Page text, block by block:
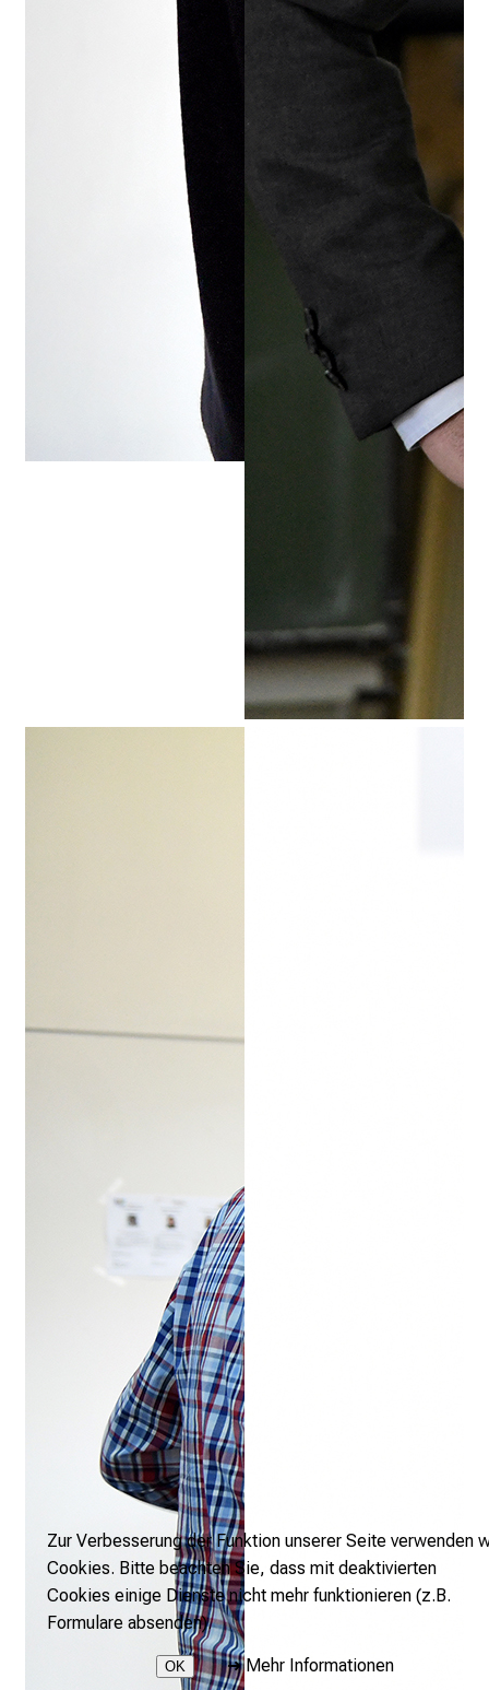
Zur Verbesserung der Funktion unserer Seite verwenden
Cookies. Bitte beachten Sie, dass mit deaktivierten
Cookies einige Dienste nicht mehr funktionieren (z.B.
Formulare absenden).
OK ➜Mehr Informationen